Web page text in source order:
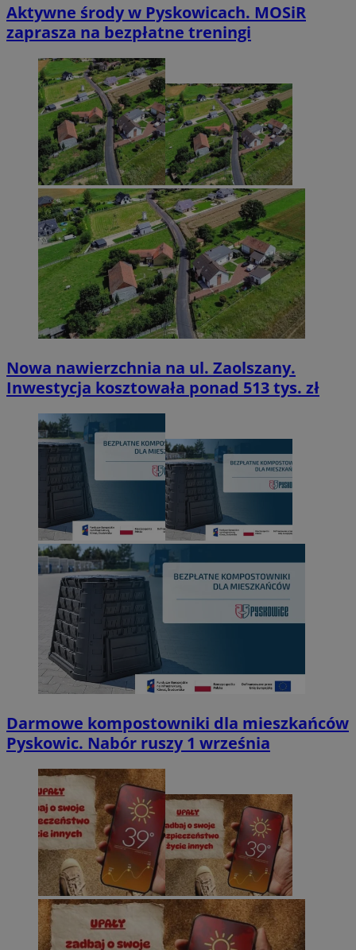
Aktywne środy w Pyskowicach. MOSiR
zaprasza na bezpłatne treningi
Nowa nawierzchnia na ul. Zaolszany.
Inwestycja kosztowała ponad 513 tys. zł
Darmowe kompostowniki dla mieszkańców
Pyskowic. Nabór ruszy 1 września